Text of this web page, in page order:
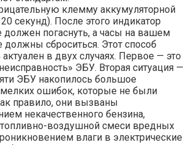
клемму аккумуляторной
секунд). После этого индикатор
должен погаснуть, а часы на вашем
сброситься. Этот способ
в двух случаях. Первое — это
ЭБУ. Вторая ситуация —
ЭБУ накопилось большое
мелких ошибок, которые не были
правило, они вызваны
некачественного бензина,
воздушной смеси вредных
влаги в электрические